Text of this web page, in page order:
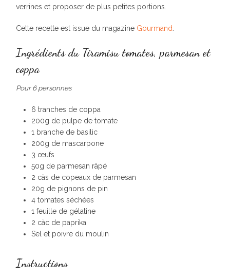
verrines et proposer de plus petites portions.
Cette recette est issue du magazine Gourmand
Ingrédients du Tiramisu tomates, parmesan et
coppa
Pour 6 personnes
6 tranches de coppa
200g de pulpe de tomate
1 branche de basilic
200g de mascarpone
3 œufs
50g de parmesan râpé
2 càs de copeaux de parmesan
20g de pignons de pin
4 tomates séchées
1 feuille de gélatine
2 càc de paprika
Sel et poivre du moulin
Instructions